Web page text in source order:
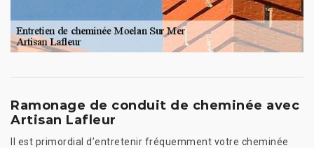
Ramonage de conduit de cheminée avec
Artisan Lafleur
Il est primordial d’entretenir fréquemment votre cheminée